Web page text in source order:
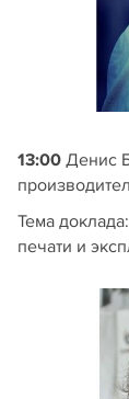
13:00 Денис
Тема
печати и